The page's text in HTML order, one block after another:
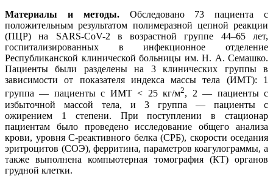
Материалы и методы.Обследовано 73 пациента с
положительным результатом полимеразной цепной реакции
(ПЦР) на SARS-CoV-2 в возрастной группе 44–65 лет,
госпитализированных в инфекционное отделение
Республиканской клинической больницы им. Н. А. Семашко.
Пациенты были разделены на 3 клинических группы в
зависимости от показателя индекса массы тела (ИМТ): 1
группа — пациенты с ИМТ < 25 кг/м2, 2 — пациенты с
избыточной массой тела, и 3 группа — пациенты с
ожирением 1 степени. При поступлении в стационар
пациентам было проведено исследование общего анализа
крови, уровня С-реактивного белка (СРБ), скорости оседания
эритроцитов (СОЭ), ферритина, параметров коагулограммы, а
также выполнена компьютерная томография (КТ) органов
грудной клетки.